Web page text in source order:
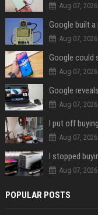
Aug 07, 2026
Aug 07, 2026
Aug 07, 2026
Aug 07, 2026
Aug 07, 2026
Aug 07, 2026
POPULAR POSTS